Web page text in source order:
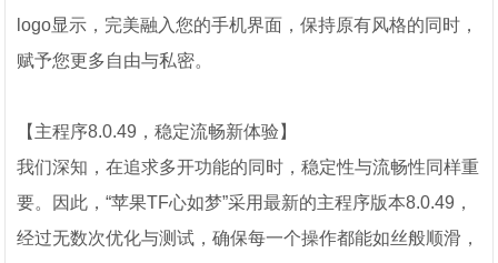
logo显示，完美融入您的手机界面，保持原有风格的同时，
赋予您更多自由与私密。
【主程序8.0.49，稳定流畅新体验】
我们深知，在追求多开功能的同时，稳定性与流畅性同样重
要。因此，“苹果TF心如梦”采用最新的主程序版本8.0.49，
经过无数次优化与测试，确保每一个操作都能如丝般顺滑，